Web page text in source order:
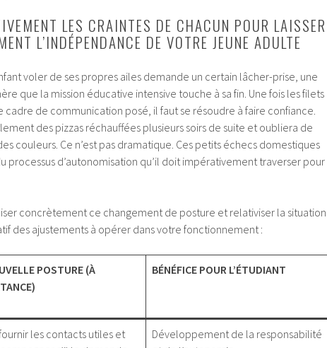
LES CRAINTES DE CHACUN POUR LAISSER
L’INDÉPENDANCE DE VOTRE JEUNE ADULTE
voler de ses propres ailes demande un certain lâcher-prise, une
que la mission éducative intensive touche à sa fin. Une fois les filets
cadre de communication posé, il faut se résoudre à faire confiance.
des pizzas réchauffées plusieurs soirs de suite et oubliera de
couleurs. Ce n’est pas dramatique. Ces petits échecs domestiques
processus d’autonomisation qu’il doit impérativement traverser pour
concrètement ce changement de posture et relativiser la
des ajustements à opérer dans votre fonctionnement :
POSTURE (À
BÉNÉFICE POUR L’ÉTUDIANT
les contacts utiles et
Développement de la responsabilité